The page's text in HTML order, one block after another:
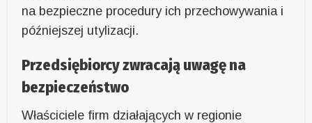
na bezpieczne procedury ich przechowywania i
późniejszej utylizacji.
Przedsiębiorcy zwracają uwagę na
bezpieczeństwo
Właściciele firm działających w regionie